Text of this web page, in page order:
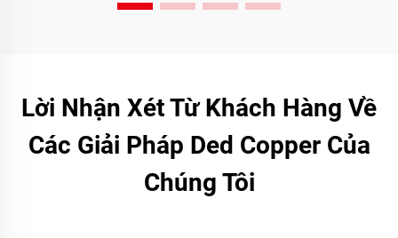
Lời Nhận Xét Từ Khách Hàng Về
Các Giải Pháp Ded Copper Của
Chúng Tôi